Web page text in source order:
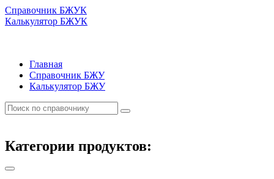
Справочник БЖУК
Калькулятор БЖУК
Главная
Справочник БЖУ
Калькулятор БЖУ
Категории продуктов: